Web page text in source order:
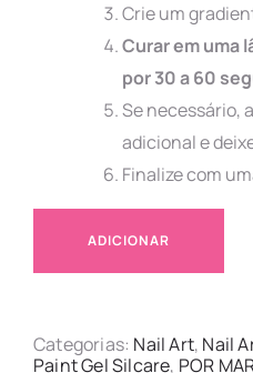
Crie um
Curar em uma
por 30 a 60
Se necessário,
adicional e
Finalize com
ADICIONAR
Categorias: Nail Art, Nail
Paint Gel Silcare, POR